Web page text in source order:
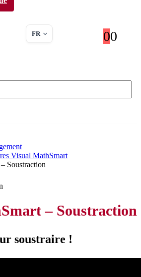
FR 00
Visual MathSmart
Soustraction
– Soustraction
soustraire !